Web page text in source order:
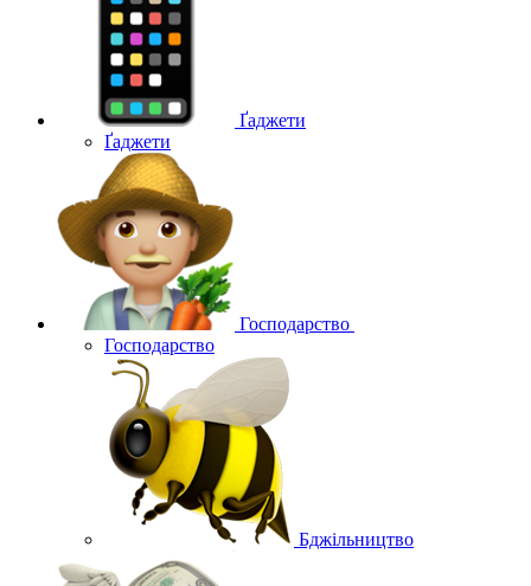
Ґаджети
Ґаджети
Господарство
Господарство
Бджільництво